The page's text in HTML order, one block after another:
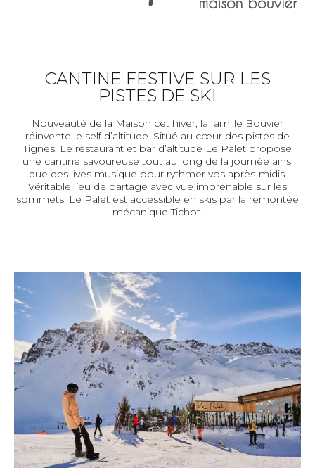
CANTINE FESTIVE SUR LES
PISTES DE SKI
Nouveauté de la Maison cet hiver, la famille Bouvier
réinvente le self d’altitude. Situé au cœur des pistes de
Tignes, Le restaurant et bar d’altitude Le Palet propose
une cantine savoureuse tout au long de la journée ainsi
que des lives musique pour rythmer vos après-midis.
Véritable lieu de partage avec vue imprenable sur les
sommets, Le Palet est accessible en skis par la remontée
mécanique Tichot.